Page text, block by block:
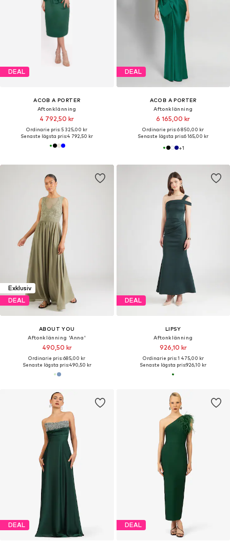
DEAL
ACOB A PORTER
Aftonklänning
4 792,50 kr
Ordinarie pris: 5 325,00 kr
Senaste lägsta pris:4 792,50 kr
DEAL
ACOB A PORTER
Aftonklänning
6 165,00 kr
Ordinarie pris: 6 850,00 kr
Senaste lägsta pris:6 165,00 kr
+1
Exklusiv
DEAL
ABOUT YOU
Aftonklänning 'Anna'
490,50 kr
Ordinarie pris: 685,00 kr
Senaste lägsta pris:490,50 kr
DEAL
LIPSY
Aftonklänning
926,10 kr
Ordinarie pris: 1 475,00 kr
Senaste lägsta pris:926,10 kr
DEAL DEAL